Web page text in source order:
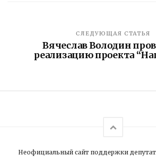
СЛЕДУЮЩАЯ СТАТЬЯ
Вячеслав Володин
реализацию проекта
Неофициальный сайт поддержки